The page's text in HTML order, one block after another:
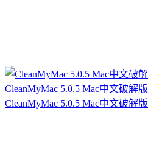
CleanMyMac 5.0.5 Mac中文破解版
CleanMyMac 5.0.5 Mac中文破解版